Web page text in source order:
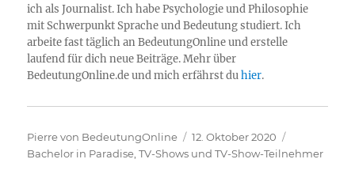
ich als Journalist. Ich habe Psychologie und Philosophie
mit Schwerpunkt Sprache und Bedeutung studiert. Ich
arbeite fast täglich an BedeutungOnline und erstelle
laufend für dich neue Beiträge. Mehr über
BedeutungOnline.de und mich erfährst duhier.
Autor
Pierre von BedeutungOnline
Veröffentlicht
am
12. Oktober 2020
Bachelor in Paradise ,TV-Shows und TV-Show-Teilnehmer